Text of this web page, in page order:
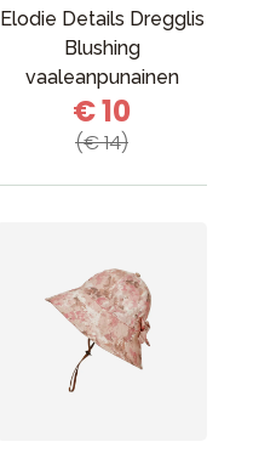
Elodie Details Dregglis
Blushing
vaaleanpunainen
€ 10
(€ 14)